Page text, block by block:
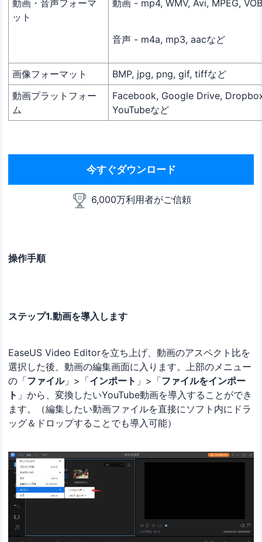
動画・音声フォーマ
ット
動画 - mp4, WMV, Avi, MPEG,
音声 - m4a, mp3, aacなど
画像フォーマット
BMP, jpg, png, gif, tiffなど
動画プラットフォー
ム
Facebook, Google Drive,
YouTubeなど
今すぐダウンロード
6,000万利用者がご信頼
操作手順
ステップ1.動画を導入します
EaseUS Video Editorを立ち上げ、動画のアスペクト比を
選択した後、動画の編集画面に入ります。上部のメニュー
の「ファイル」>「インポート 」>「ファイルをインポー
ト 」から、変換したいYouTube動画を導入することができ
ます。（編集したい動画ファイルを直接にソフト内にドラ
ッグ＆ドロップすることでも導入可能）